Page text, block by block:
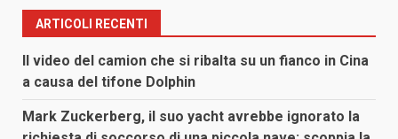
ARTICOLI RECENTI
Il video del camion che si ribalta su un fianco in Cina
a causa del tifone Dolphin
Mark Zuckerberg, il suo yacht avrebbe ignorato la